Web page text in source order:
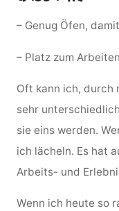
– Genug Öfen,
– Platz zum
Oft kann ich, durch
sehr
sie eins werden.
ich lächeln. Es hat
Arbeits- und
Wenn ich heute so